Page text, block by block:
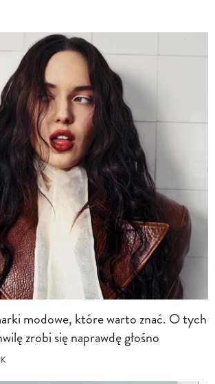
modowe, które warto znać. O tych
zrobi się naprawdę głośno